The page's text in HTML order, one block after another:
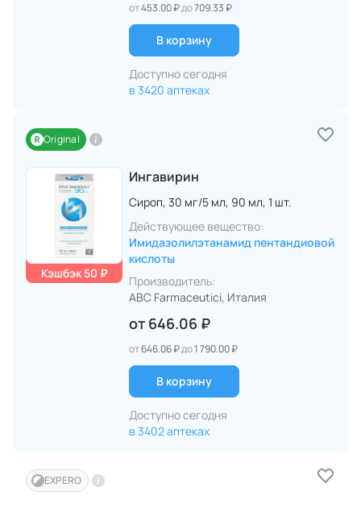
от453.00 ₽до709.33 ₽
В корзину
Доступно сегодня
в 3420 аптеках
Original
Кэшбэк 50 ₽
Ингавирин
Сироп, 30 мг/5 мл, 90 мл, 1 шт.
Действующее вещество:
Имидазолилэтанамид пентандиовой
кислоты
Производитель:
ABC Farmaceutici, Италия
от 646.06 ₽
от646.06 ₽до1 790.00 ₽
В корзину
Доступно сегодня
в 3402 аптеках
EXPERO